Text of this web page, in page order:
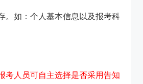
。如：个人基本信息以及报考科
考人员可自主选择是否采用告知